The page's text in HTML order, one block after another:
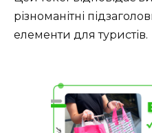
різноманітні
елементи для туристів.